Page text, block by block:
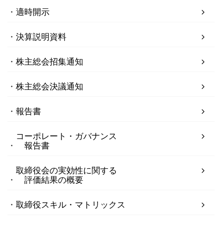
適時開示
決算説明資料
株主総会招集通知
株主総会決議通知
報告書
コーポレート・ガバナンス
報告書
取締役会の実効性に関する
評価結果の概要
取締役スキル・マトリックス